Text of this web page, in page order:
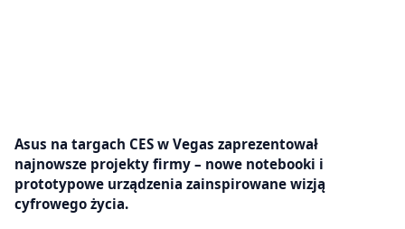
Asus na targach CES w Vegas zaprezentował
najnowsze projekty firmy – nowe notebooki i
prototypowe urządzenia zainspirowane wizją
cyfrowego życia.